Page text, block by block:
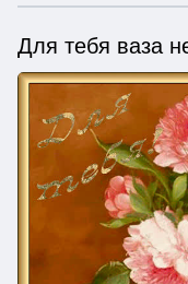
Для тебя ваза